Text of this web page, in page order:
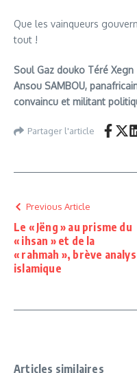
Que les vainqueurs
tout !
Soul Gaz douko Téré Xegn
Ansou SAMBOU,
convaincu et militant
Partager l'article
Previous Article
Le « Jëng » au prisme du
« ihsan » et de la
« rahmah », brève
islamique
Articles similaires